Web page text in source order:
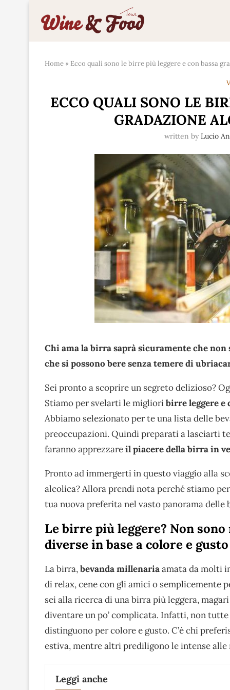
Home » Ecco quali sono le birre più leggere e con bassa
ECCO QUALI SONO LE
GRADAZIONE
written byLucio
Chi ama la birra saprà sicuramente che
che si possono bere senza temere di
Sei pronto a scoprire un segreto delizioso?
Stiamo per svelarti le miglioribirre leggere e
Abbiamo selezionato per te una lista delle
preoccupazioni. Quindi preparati a lasciarti
faranno apprezzareil piacere della birra in
Pronto ad immergerti in questo viaggio alla
alcolica? Allora prendi nota perché stiamo
tua nuova preferita nel vasto panorama delle
Le birre più leggere? Non
diverse in base a colore e gusto
La birra,bevanda millenariaamata da molti
di relax, cene con gli amici o semplicemente
sei alla ricerca di una birra più leggera,
diventare un po’ complicata. Infatti, non
distinguono per colore e gusto. C’è chi
estiva, mentre altri prediligono le intense alle
Leggi anche